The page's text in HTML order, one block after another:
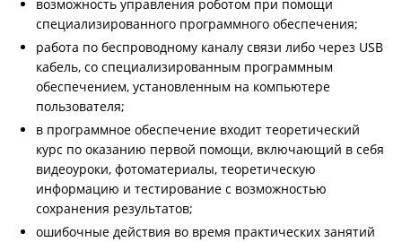
возможность управления роботом при помощи
специализированного программного обеспечения;
работа по беспроводному каналу связи либо через USB
кабель, со специализированным программным
обеспечением, установленным на компьютере
пользователя;
в программное обеспечение входит теоретический
курс по оказанию первой помощи, включающий в себя
видеоуроки, фотоматериалы, теоретическую
информацию и тестирование с возможностью
сохранения результатов;
ошибочные действия во время практических занятий